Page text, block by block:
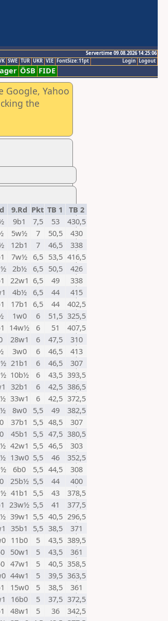
Servertime 09.08.2026 14:25:06
Logout
Login
SWE TUR UKR VIE FontSize:11pt
ÖSB FIDE
Google, Yahoo
the
9.Rd Pkt TB 1
TB 2
9b1 7,5 53
430,5
5w½ 7 50,5
430
12b1 7 46,5
338
7w½ 6,5 53,5 416,5
2b½ 6,5 50,5
426
22w1 6,5 49
338
4b½ 6,5 44
415
17b1 6,5 44
402,5
1w0 6 51,5 325,5
14w½ 6 51
407,5
28w1 6 47,5
310
3w0 6 46,5
413
21b1 6 46,5
307
10b½ 6 43,5 393,5
32b1 6 42,5 386,5
33w1 6 42,5 372,5
8w0 5,5 49
382,5
37b1 5,5 48,5
307
45b1 5,5 47,5 380,5
42w1 5,5 46,5
303
13w0 5,5 46
352,5
6b0 5,5 44,5
308
25b½ 5,5 44
400
41b1 5,5 43
378,5
23w½ 5,5 41
377,5
39w1 5,5 40,5 296,5
35b1 5,5 38,5
371
11b0 5 43,5 389,5
50w1 5 43,5
361
47w1 5 40,5 358,5
44w1 5 39,5 363,5
15w0 5 38,5
361
16b0 5 37,5 372,5
48w1 5 36
342,5